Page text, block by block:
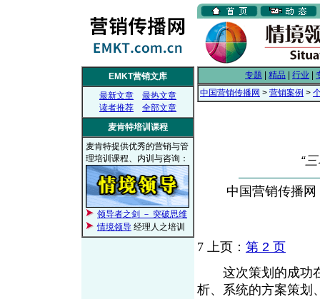
EMKT营销文库
最新文章
最热文章
读者推荐
全部文章
麦肯特培训课程
麦肯特提供优秀的营销与管
理培训课程、内训与咨询：
领导者之剑 － 突破思维
情境领导 经理人之培训
专题 精品 行业
中国营销传播网 > 营销案例 >
“
中国营销传播
7 上页： 第 2 页
这次策划的成功在
析、系统的方案策划